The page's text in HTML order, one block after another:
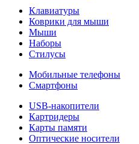
Клавиатуры
Коврики для мыши
Мыши
Наборы
Стилусы
Мобильные телефоны
Смартфоны
USB-накопители
Картридеры
Карты памяти
Оптические носители